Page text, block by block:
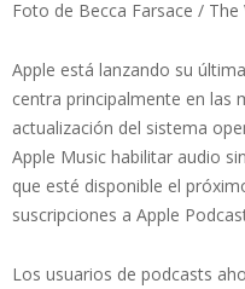
Foto de Becca Farsace / The
Apple está lanzando su
centra principalmente en las
actualización del sistema
Apple Music habilitar audio
que esté disponible el
suscripciones a Apple
Los usuarios de podcasts